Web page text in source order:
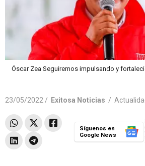
Óscar Zea Seguiremos impulsando y
23/05/2022 / Exitosa Noticias /
Síguenos en
Google News